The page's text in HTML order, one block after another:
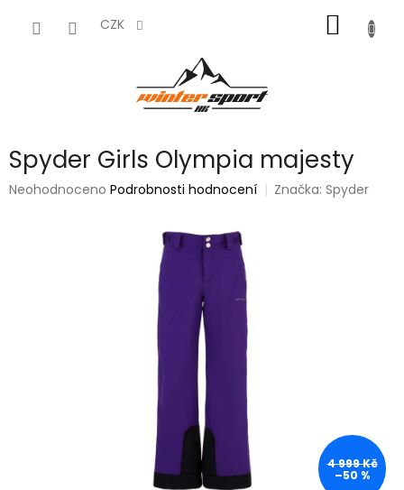
CZK
KOŠÍK
Spyder Girls Olympia majesty
Průměrné
Neohodnoceno Podrobnosti hodnocení Značka:Spyder
4 999 Kč
–50 %